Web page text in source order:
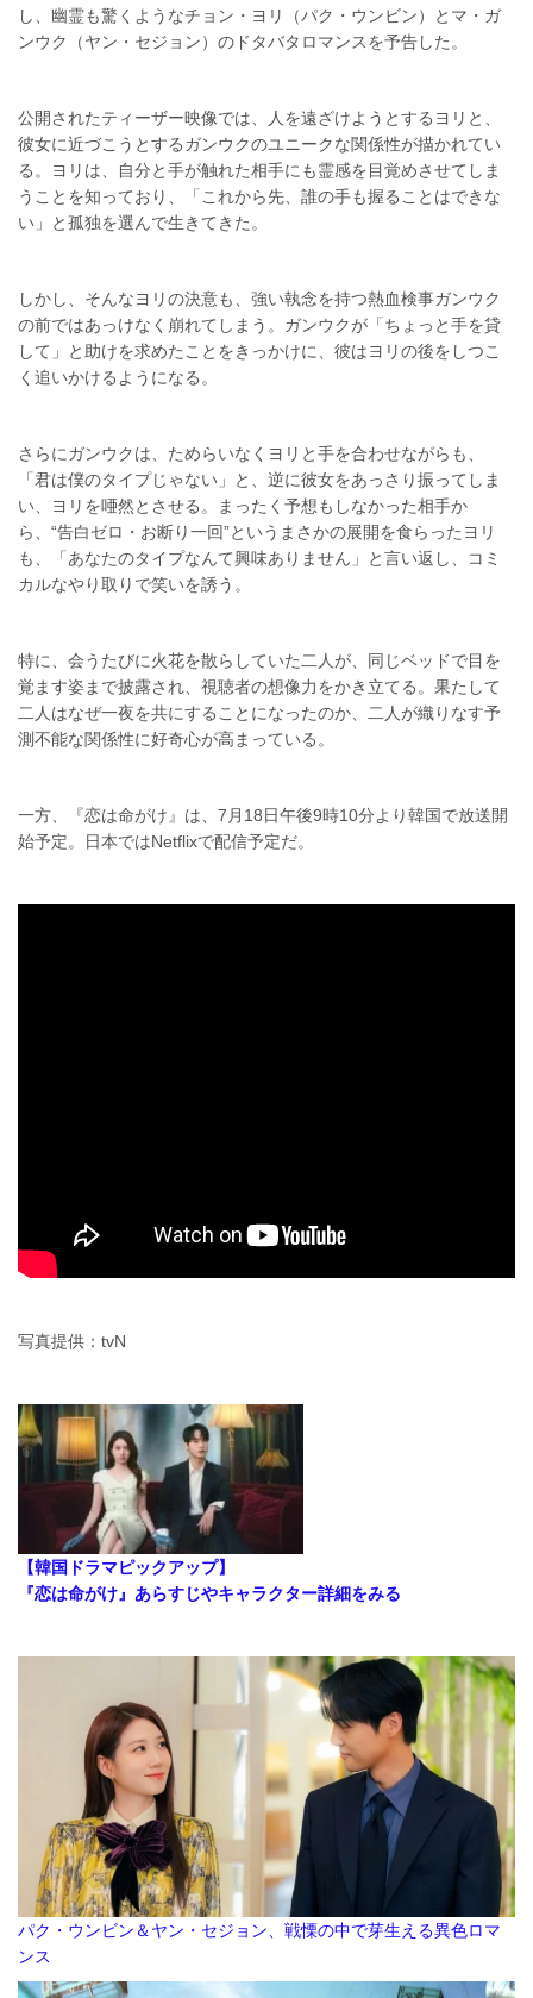
し、幽霊も驚くようなチョン・ヨリ（パク・ウンビン）とマ・ガ
ンウク（ヤン・セジョン）のドタバタロマンスを予告した。
公開されたティーザー映像では、人を遠ざけようとするヨリと、
彼女に近づこうとするガンウクのユニークな関係性が描かれてい
る。ヨリは、自分と手が触れた相手にも霊感を目覚めさせてしま
うことを知っており、「これから先、誰の手も握ることはできな
い」と孤独を選んで生きてきた。
しかし、そんなヨリの決意も、強い執念を持つ熱血検事ガンウク
の前ではあっけなく崩れてしまう。ガンウクが「ちょっと手を貸
して」と助けを求めたことをきっかけに、彼はヨリの後をしつこ
く追いかけるようになる。
さらにガンウクは、ためらいなくヨリと手を合わせながらも、
「君は僕のタイプじゃない」と、逆に彼女をあっさり振ってしま
い、ヨリを唖然とさせる。まったく予想もしなかった相手か
ら、“告白ゼロ・お断り一回”というまさかの展開を食らったヨリ
も、「あなたのタイプなんて興味ありません」と言い返し、コミ
カルなやり取りで笑いを誘う。
特に、会うたびに火花を散らしていた二人が、同じベッドで目を
覚ます姿まで披露され、視聴者の想像力をかき立てる。果たして
二人はなぜ一夜を共にすることになったのか、二人が織りなす予
測不能な関係性に好奇心が高まっている。
一方、『恋は命がけ』は、7月18日午後9時10分より韓国で放送開
始予定。日本ではNetflixで配信予定だ。
写真提供：tvN
【韓国ドラマピックアップ】
『恋は命がけ』あらすじやキャラクター詳細をみる
パク・ウンビン＆ヤン・セジョン、戦慄の中で芽生える異色ロマ
ンス